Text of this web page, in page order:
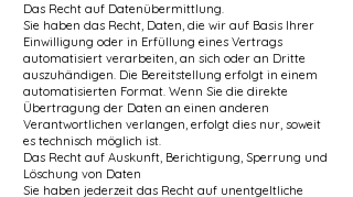
Das Recht auf Datenübermittlung.
Sie haben das Recht, Daten, die wir auf Basis Ihrer
Einwilligung oder in Erfüllung eines Vertrags
automatisiert verarbeiten, an sich oder an Dritte
auszuhändigen. Die Bereitstellung erfolgt in einem
automatisierten Format. Wenn Sie die direkte
Übertragung der Daten an einen anderen
Verantwortlichen verlangen, erfolgt dies nur, soweit
es technisch möglich ist.
Das Recht auf Auskunft, Berichtigung, Sperrung und
Löschung von Daten
Sie haben jederzeit das Recht auf unentgeltliche